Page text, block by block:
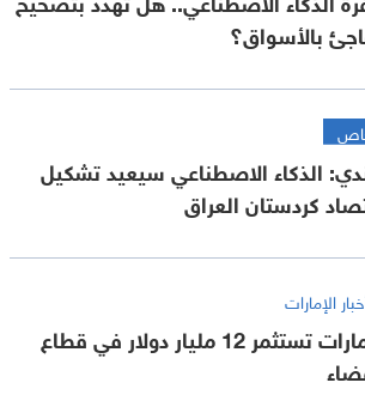
بالأسواق؟
الذكاء الاصطناعي سيعيد تشكيل
كردستان العراق
الإمارات
الإمارات تستثمر 12 مليار دولار في قطاع